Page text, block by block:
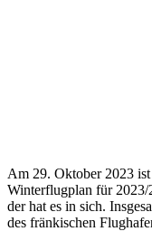
Am 29. Oktober 2023
Winterflugplan für
der hat es in sich.
des fränkischen